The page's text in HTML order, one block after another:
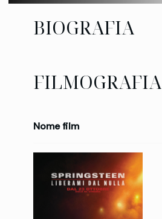
BIOGRAFIA
FILMOGRAFIA
Nome film